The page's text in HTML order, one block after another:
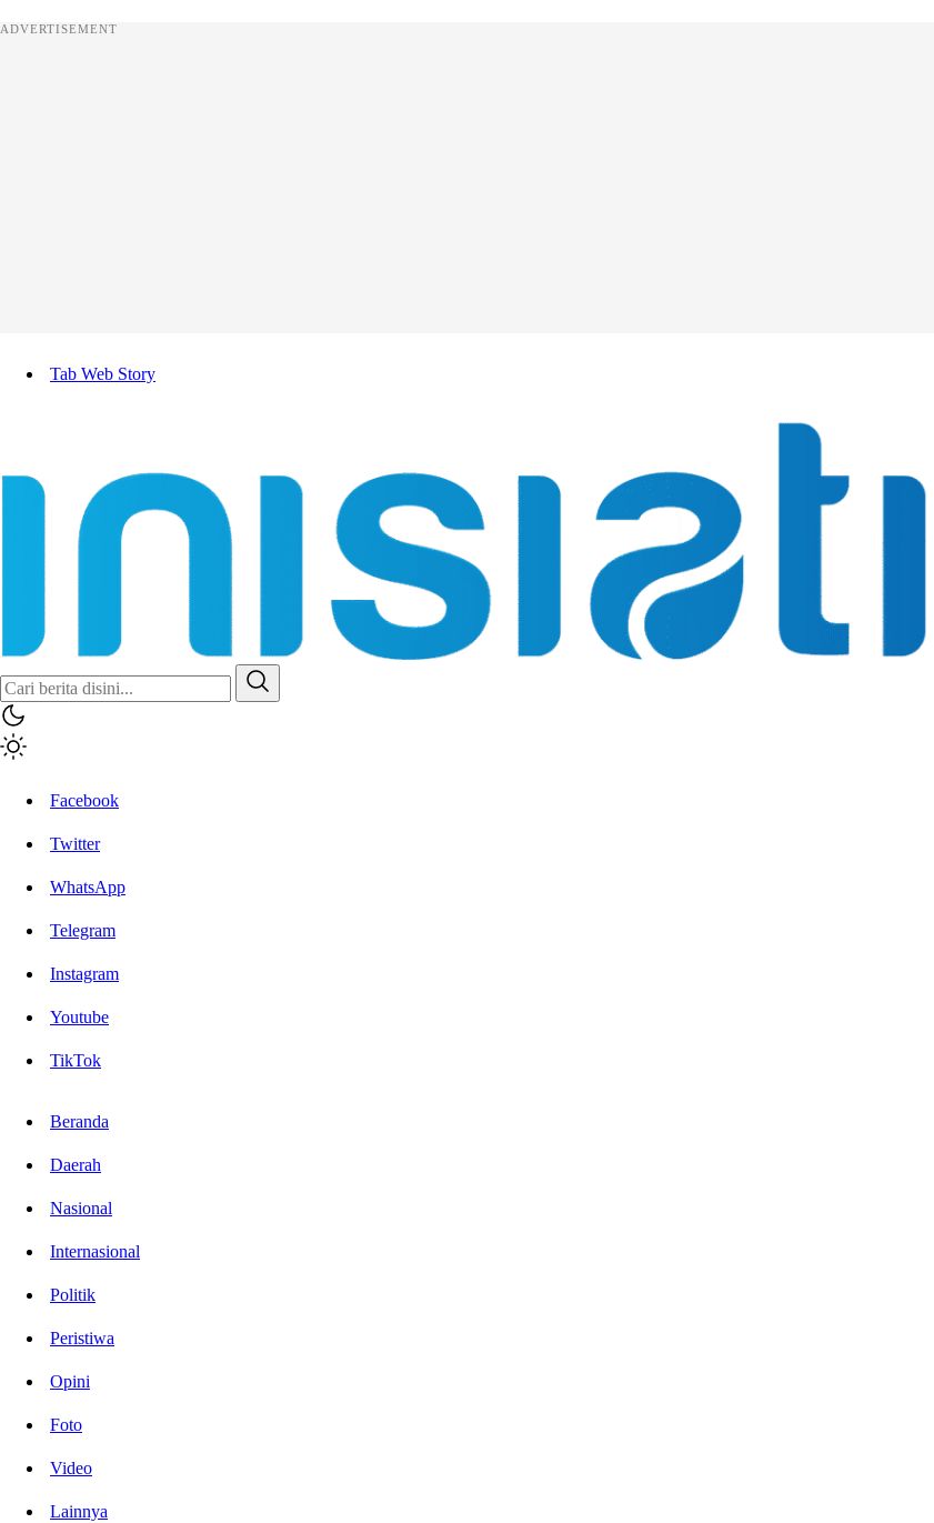
ADVERTISEMENT
Tab Web Story
Facebook
Twitter
WhatsApp
Telegram
Instagram
Youtube
TikTok
Beranda
Daerah
Nasional
Internasional
Politik
Peristiwa
Opini
Foto
Video
Lainnya